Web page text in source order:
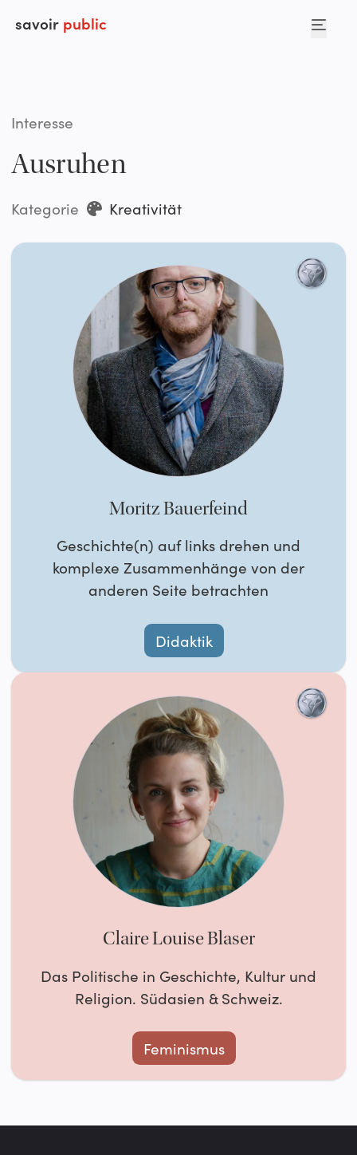
savoir public
Interesse
Ausruhen
Kategorie Kreativität
Moritz Bauerfeind
Geschichte(n) auf links drehen und
komplexe Zusammenhänge von der
anderen Seite betrachten
Didaktik
Claire Louise Blaser
Das Politische in Geschichte, Kultur und
Religion. Südasien & Schweiz.
Feminismus